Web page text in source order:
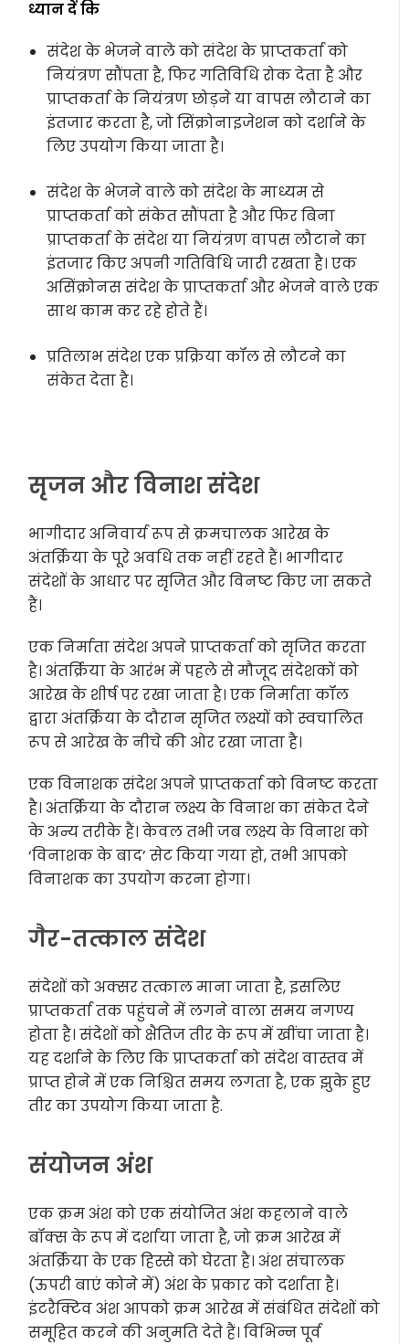
ध्यान दें कि
संदेश के भेजने वाले को संदेश के प्राप्तकर्ता को
नियंत्रण सौंपता है, फिर गतिविधि रोक देता है और
प्राप्तकर्ता के नियंत्रण छोड़ने या वापस लौटाने का
इंतजार करता है, जो सिंक्रोनाइजेशन को दर्शाने के
लिए उपयोग किया जाता है।
संदेश के भेजने वाले को संदेश के माध्यम से
प्राप्तकर्ता को संकेत सौंपता है और फिर बिना
प्राप्तकर्ता के संदेश या नियंत्रण वापस लौटाने का
इंतजार किए अपनी गतिविधि जारी रखता है। एक
असिंक्रोनस संदेश के प्राप्तकर्ता और भेजने वाले एक
साथ काम कर रहे होते हैं।
प्रतिलाभ संदेश एक प्रक्रिया कॉल से लौटने का
संकेत देता है।
सृजन और विनाश संदेश
भागीदार अनिवार्य रूप से क्रमचालक आरेख के
अंतर्क्रिया के पूरे अवधि तक नहीं रहते हैं। भागीदार
संदेशों के आधार पर सृजित और विनष्ट किए जा सकते
हैं।
एकनिर्माता संदेशअपने प्राप्तकर्ता को सृजित करता
है। अंतर्क्रिया के आरंभ में पहले से मौजूद संदेशकों को
आरेख के शीर्ष पर रखा जाता है। एक निर्माता कॉल
द्वारा अंतर्क्रिया के दौरान सृजित लक्ष्यों को स्वचालित
रूप से आरेख के नीचे की ओर रखा जाता है।
एकविनाशक संदेशअपने प्राप्तकर्ता को विनष्ट करता
है। अंतर्क्रिया के दौरान लक्ष्य के विनाश का संकेत देने
के अन्य तरीके हैं। केवल तभी जब लक्ष्य के विनाश को
‘विनाशक के बाद’ सेट किया गया हो, तभी आपको
विनाशक का उपयोग करना होगा।
गैर-तत्काल संदेश
संदेशों को अक्सर तत्काल माना जाता है, इसलिए
प्राप्तकर्ता तक पहुंचने में लगने वाला समय नगण्य
होता है। संदेशों को क्षैतिज तीर के रूप में खींचा जाता है।
यह दर्शाने के लिए कि प्राप्तकर्ता को संदेश वास्तव में
प्राप्त होने में एक निश्चित समय लगता है, एकझुके हुए
तीर का उपयोग किया जाता है.
संयोजन अंश
एक क्रम अंश को एक संयोजित अंश कहलाने वाले
बॉक्स के रूप में दर्शाया जाता है, जो क्रम आरेख में
अंतर्क्रिया के एक हिस्से को घेरता है। अंश संचालक
(ऊपरी बाएं कोने में) अंश के प्रकार को दर्शाता है।
इंटरैक्टिव अंश आपको क्रम आरेख में संबंधित संदेशों को
समूहित करने की अनुमति देते हैं। विभिन्न पूर्व